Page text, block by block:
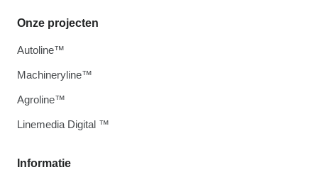
Informatie
Onze projecten
Autoline™
Machineryline™
Agroline™
Linemedia Digital ™